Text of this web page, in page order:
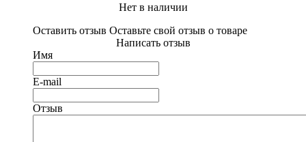
Нет в наличии
Оставить отзыв Оставьте свой отзыв о товаре
Написать отзыв
Имя
E-mail
Отзыв